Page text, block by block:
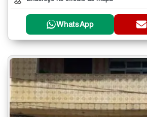
WhatsApp